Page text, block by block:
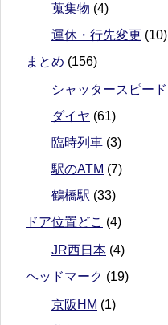
蒐集物 (4)
運休・行先変更 (10)
まとめ (156)
シャッタースピード
ダイヤ (61)
臨時列車 (3)
駅のATM (7)
鶴橋駅 (33)
ドア位置どこ (4)
JR西日本 (4)
ヘッドマーク (19)
京阪HM (1)